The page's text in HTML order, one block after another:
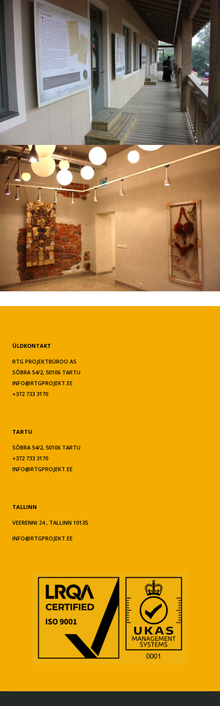
ÜLDKONTAKT
RTG PROJEKTBÜROO AS
SÕBRA 54/2, 50106 TARTU
INFO@RTGPROJEKT.EE
+372 733 3170
TARTU
SÕBRA 54/2, 50106 TARTU
+372 733 3170
INFO@RTGPROJEKT.EE
TALLINN
VEERENNI 24 , TALLINN 10135
INFO@RTGPROJEKT.EE